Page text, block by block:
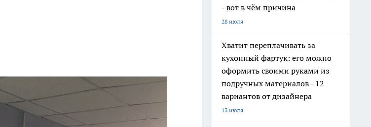
- вот в чём причина
28 июля
Хватит переплачивать за
кухонный фартук: его можно
оформить своими руками из
подручных материалов - 12
вариантов от дизайнера
13 июля